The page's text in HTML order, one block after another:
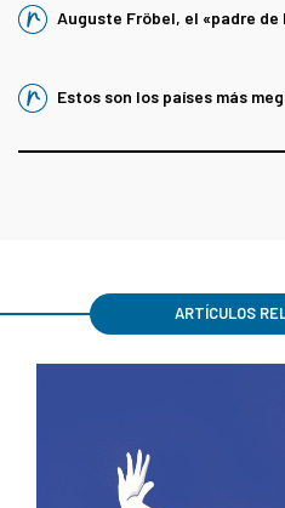
Auguste Fröbel, el «padre
Estos son los países más
ARTÍCULOS